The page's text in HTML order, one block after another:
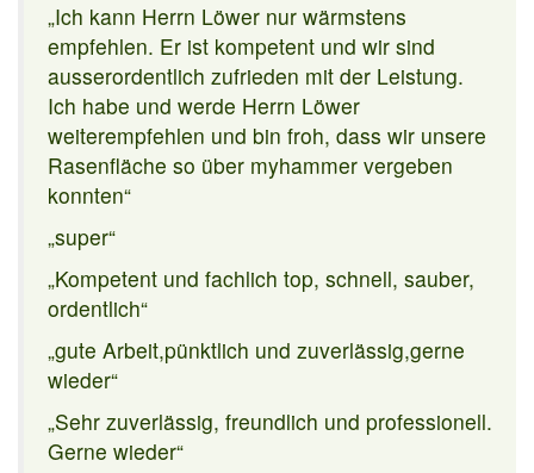
„Ich kann Herrn Löwer nur wärmstens
empfehlen. Er ist kompetent und wir sind
ausserordentlich zufrieden mit der Leistung.
Ich habe und werde Herrn Löwer
weiterempfehlen und bin froh, dass wir unsere
Rasenfläche so über myhammer vergeben
konnten“
„super“
„Kompetent und fachlich top, schnell, sauber,
ordentlich“
„gute Arbeit,pünktlich und zuverlässig,gerne
wieder“
„Sehr zuverlässig, freundlich und professionell.
Gerne wieder“